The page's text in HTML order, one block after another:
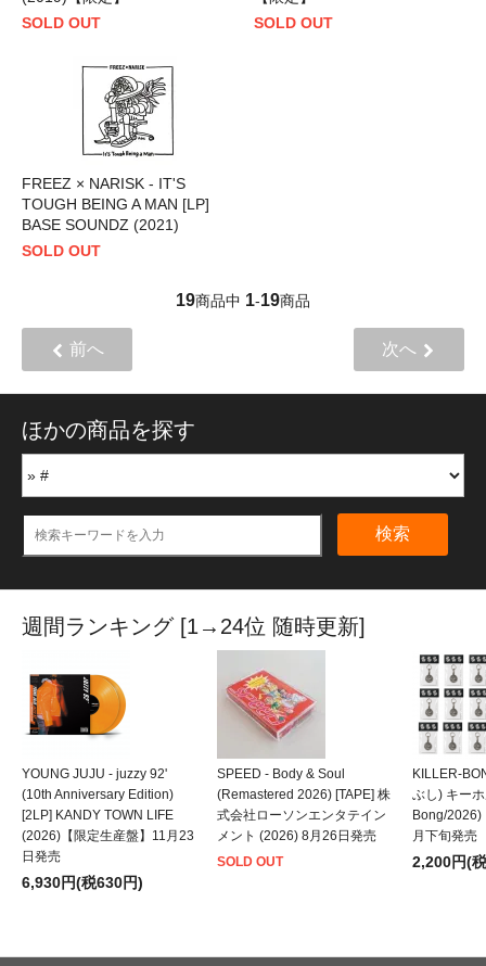
SOLD OUT
SOLD OUT
FREEZ × NARISK - IT'S
TOUGH BEING A MAN [LP]
BASE SOUNDZ (2021)
SOLD OUT
19商品中 1-19商品
前へ 次へ
ほかの商品を探す
検索
週間ランキング [1→24位 随時更新]
YOUNG JUJU - juzzy 92'
(10th Anniversary Edition)
[2LP] KANDY TOWN LIFE
(2026)【限定生産盤】11月23
日発売
6,930円(税630円)
SPEED - Body & Soul
(Remastered 2026) [TAPE] 株
式会社ローソンエンタテイン
メント (2026) 8月26日発売
SOLD OUT
KILLER-
ぶし) キー
Bong/2026)
月下旬発売
2,200円(